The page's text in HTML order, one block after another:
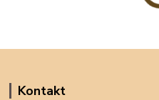
Kontakt